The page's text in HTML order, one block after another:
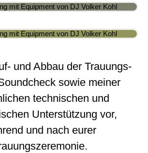
und Abbau der Trauungs-
sowie meiner
technischen und
Unterstützung vor,
und nach eurer